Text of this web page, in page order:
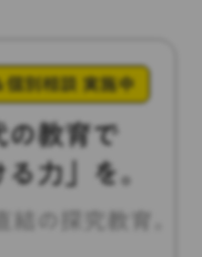
個別相談 実施中
の教育で
力」を。
結の探究教育。